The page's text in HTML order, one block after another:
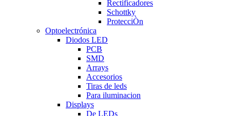
Rectificadores
Schottky
ProtecciÒn
Optoelectrónica
Diodos LED
PCB
SMD
Arrays
Accesorios
Tiras de leds
Para iluminacion
Displays
De LEDs